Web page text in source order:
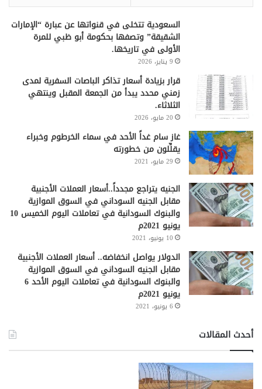
السعودية تتخلى في قنواتها عن عبارة “الإمارات
الشقيقة” وتصفها بحكومة أبو ظبي للمرة
الأولى في تاريخها.
9 يناير، 2026
قرار بزيادة أسعار تذاكر الباصات السفرية لمدى
زمني محدد يبدأ من الجمعة المقبل وينتهي
الثلاثاء.
20 مايو، 2026
غاز سام غداً الأحد في سماء الخرطوم وخبراء
يقلِّلون من خطورته
29 مايو، 2021
الجنيه يتراجع مجدداً..أسعار العملات الأجنبية
مقابل الجنيه السوداني في السوق الموازية
والبنوك السودانية في تعاملات اليوم الخميس 10
يونيو 2021م
10 يونيو، 2021
الدولار يواصل انخفاضه.. أسعار العملات الأجنبية
مقابل الجنيه السوداني في السوق الموازية
والبنوك السودانية في تعاملات اليوم الأحد 6
يونيو 2021م
6 يونيو، 2021
أحدث المقالات